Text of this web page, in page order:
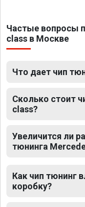
Частые вопросы
class в Москве
Что дает чип
Сколько стоит
class?
Увеличится ли
тюнинга
Как чип тюнинг
коробку?